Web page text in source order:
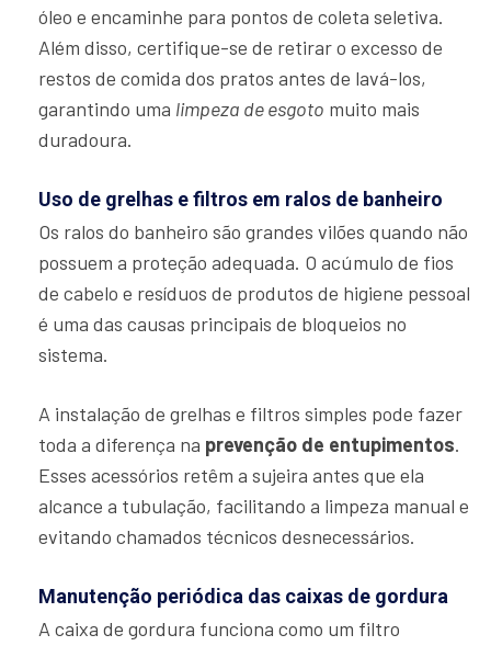
óleo e encaminhe para pontos de coleta seletiva.
Além disso, certifique-se de retirar o excesso de
restos de comida dos pratos antes de lavá-los,
garantindo uma limpeza de esgoto muito mais
duradoura.
Uso de grelhas e filtros em ralos de banheiro
Os ralos do banheiro são grandes vilões quando não
possuem a proteção adequada. O acúmulo de fios
de cabelo e resíduos de produtos de higiene pessoal
é uma das causas principais de bloqueios no
sistema.
A instalação de grelhas e filtros simples pode fazer
toda a diferença na prevenção de entupimentos.
Esses acessórios retêm a sujeira antes que ela
alcance a tubulação, facilitando a limpeza manual e
evitando chamados técnicos desnecessários.
Manutenção periódica das caixas de gordura
A caixa de gordura funciona como um filtro